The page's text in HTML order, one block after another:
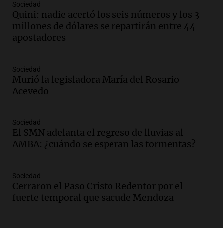
Episodios
Audio.Kicillof critica la desregulación
financiera y el aumento de la morosidad
Episodios
Audio.La UNT evalúa apelación ante la
Corte Suprema tras fallo que aparta a
Episodios
Audio.El cardenal Ángel Rossi advirtió
Santa Misa
Episodios
Audio.La Bulaya se prepara para el cierre
participación de miles de visitantes
Sociedad
Quini: nadie acertó los seis números y los 3
millones de dólares se repartirán entre 44
apostadores
Sociedad
Murió la legisladora María del Rosario
Acevedo
Sociedad
El SMN adelanta el regreso de lluvias al
AMBA: ¿cuándo se esperan las tormentas?
Sociedad
Cerraron el Paso Cristo Redentor por el
fuerte temporal que sacude Mendoza